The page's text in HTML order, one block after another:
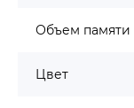
Объем памяти
Цвет